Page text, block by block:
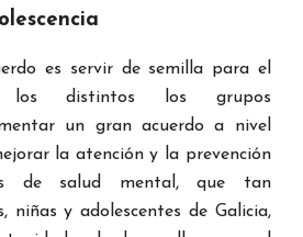
es servir de semilla para el
los distintos los grupos
un gran acuerdo a nivel
la atención y la prevención
de salud mental, que tan
niñas y adolescentes de Galicia,